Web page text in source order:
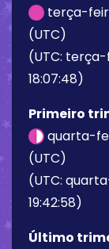
terça-
(UTC)
(UTC: terça-
18:07:48)
Primeiro
quarta-
(UTC)
(UTC:
19:42:58)
Último